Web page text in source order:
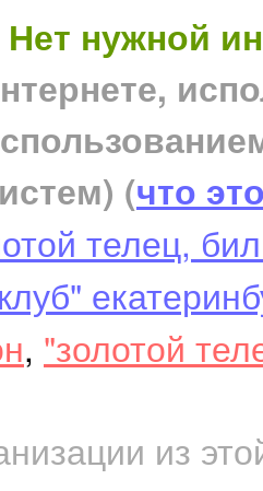
Нет нужной
(что
телец,
, "золотой
из